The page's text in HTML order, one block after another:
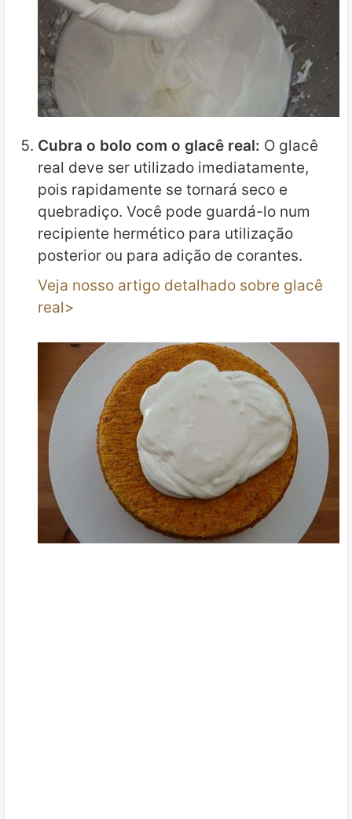
Cubra o bolo com o glacê real: O glacê
real deve ser utilizado imediatamente,
pois rapidamente se tornará seco e
quebradiço. Você pode guardá-lo num
recipiente hermético para utilização
posterior ou para adição de corantes.
Veja nosso artigo detalhado sobre glacê
real>